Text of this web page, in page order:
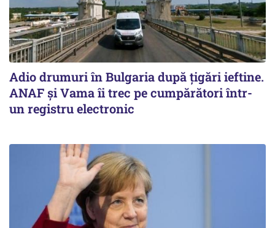
Adio drumuri în Bulgaria după țigări ieftine.
ANAF și Vama îi trec pe cumpărători într-
un registru electronic